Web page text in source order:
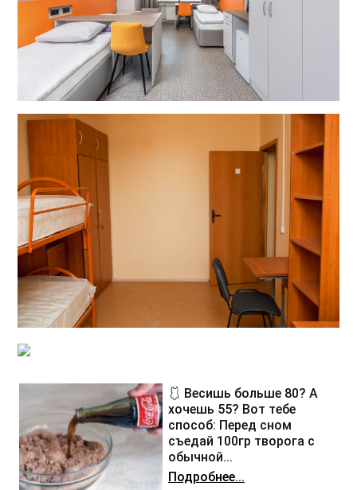
🩱 Весишь больше 80? А
хочешь 55? Вот тебе
способ: Перед сном
съедай 100гр творога с
обычной...
Подробнее...